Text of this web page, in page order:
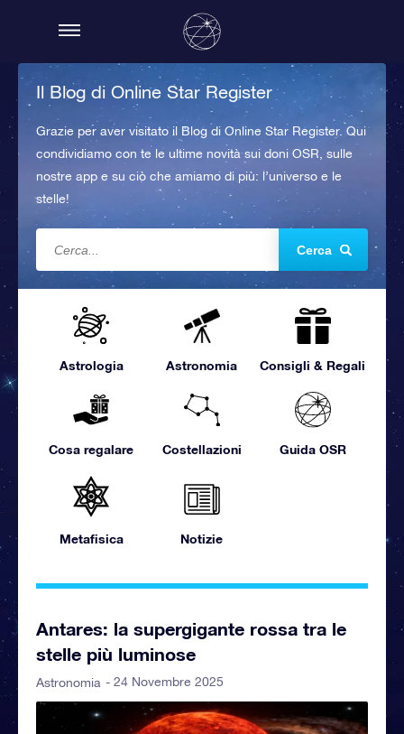
Il Blog di Online Star Register
Grazie per aver visitato il Blog di Online Star Register. Qui
condividiamo con te le ultime novità sui doni OSR, sulle
nostre app e su ciò che amiamo di più: l’universo e le
stelle!
Cerca
Astrologia Astronomia Consigli & Regali
Cosa regalare Costellazioni Guida OSR
Metafisica Notizie
Antares: la supergigante rossa tra le
stelle più luminose
Astronomia - 24 Novembre 2025